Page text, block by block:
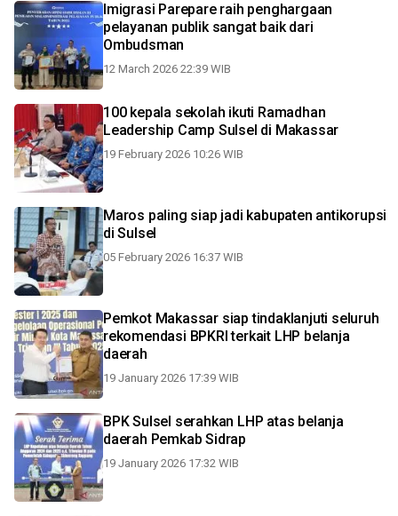
Imigrasi Parepare raih penghargaan
pelayanan publik sangat baik dari
Ombudsman
12 March 2026 22:39 WIB
100 kepala sekolah ikuti Ramadhan
Leadership Camp Sulsel di Makassar
19 February 2026 10:26 WIB
Maros paling siap jadi kabupaten antikorupsi
di Sulsel
05 February 2026 16:37 WIB
Pemkot Makassar siap tindaklanjuti seluruh
rekomendasi BPKRI terkait LHP belanja
daerah
19 January 2026 17:39 WIB
BPK Sulsel serahkan LHP atas belanja
daerah Pemkab Sidrap
19 January 2026 17:32 WIB